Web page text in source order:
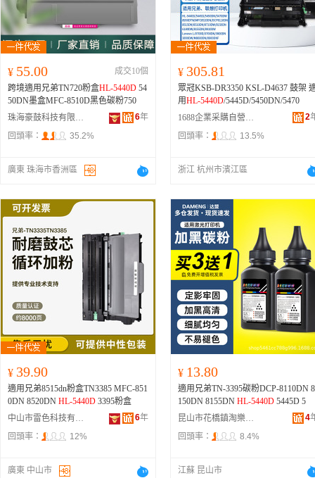
¥ 55.00
成交10個
跨境適用兄弟TN720粉盒HL-5440D 54
50DN墨盒MFC-8510D黑色碳粉750
珠海豪鼓科技有限公司
6年
回頭率：
35.2%
廣東 珠海市香洲區
¥ 305.81
眾冠KSB-DR3350 KSL-D4637 鼓架
用HL-5440D/5445D/5450DN/5470
1688企業采購自營商城
2
回頭率：
13.5%
浙江 杭州市濱江區
¥ 39.90
適用兄弟8515dn粉盒TN3385 MFC-851
0DN 8520DN HL-5440D 3395粉盒
中山市雷色科技有限公司
6年
回頭率：
12%
廣東 中山市
¥ 13.80
適用兄弟TN-3395碳粉DCP-8110DN 8
150DN 8155DN HL-5440D 5445D 5
昆山市花橋鎮淘樂美貿易商行
4
回頭率：
8.4%
江蘇 昆山市